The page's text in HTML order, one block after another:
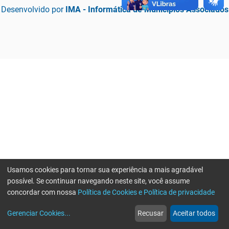
Desenvolvido por IMA - Informática de Municípios Associados
web
Notícias
more_horiz
Mais
Usamos cookies para tornar sua experiência a mais agradável
possível. Se continuar navegando neste site, você assume
concordar com nossa Política de Cookies e Política de privacidade
Gerenciar Cookies... Recusar Aceitar todos
Erro ao enviar informações, por favor tente novamente